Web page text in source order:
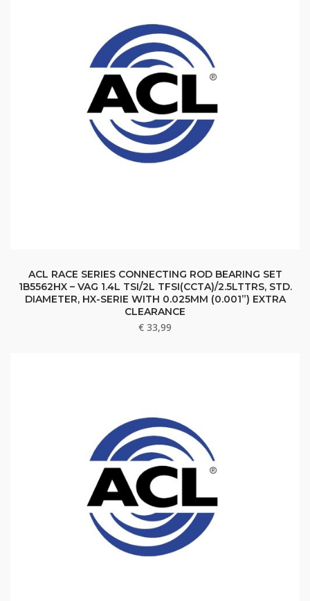
ACL RACE SERIES CONNECTING ROD BEARING SET
1B5562HX – VAG 1.4L TSI/2L TFSI(CCTA)/2.5LTTRS, STD.
DIAMETER, HX-SERIE WITH 0.025MM (0.001”) EXTRA
CLEARANCE
€ 33,99